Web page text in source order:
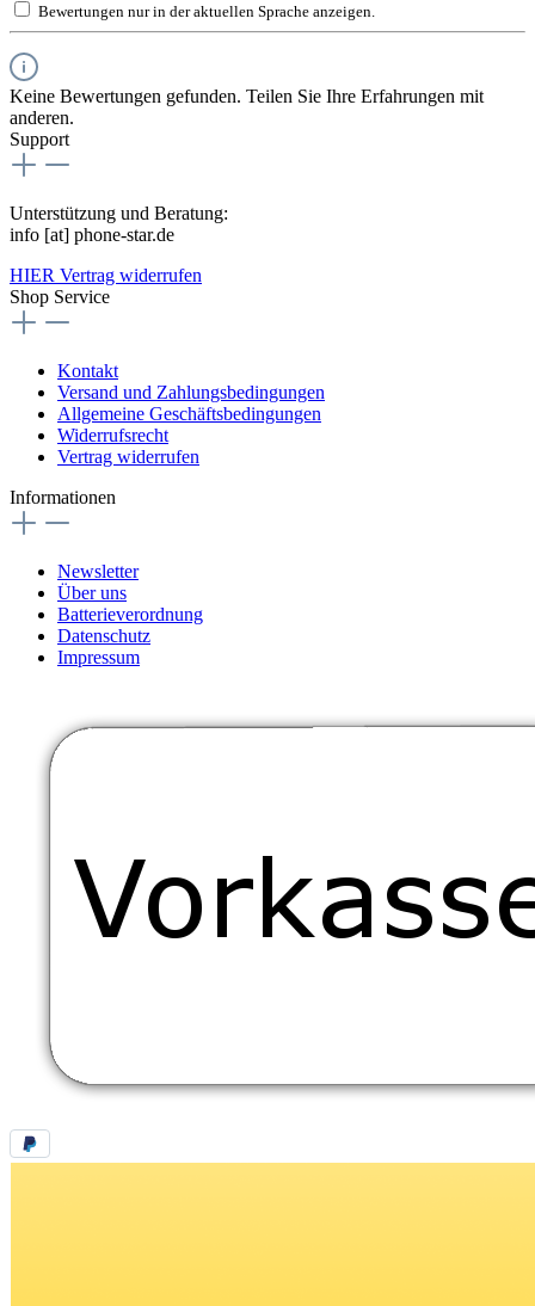
Bewertungen nur in der aktuellen Sprache anzeigen.
Keine Bewertungen gefunden. Teilen Sie Ihre Erfahrungen mit
anderen.
Support
Unterstützung und Beratung:
info [at] phone-star.de
HIER Vertrag widerrufen
Shop Service
Kontakt
Versand und Zahlungsbedingungen
Allgemeine Geschäftsbedingungen
Widerrufsrecht
Vertrag widerrufen
Informationen
Newsletter
Über uns
Batterieverordnung
Datenschutz
Impressum